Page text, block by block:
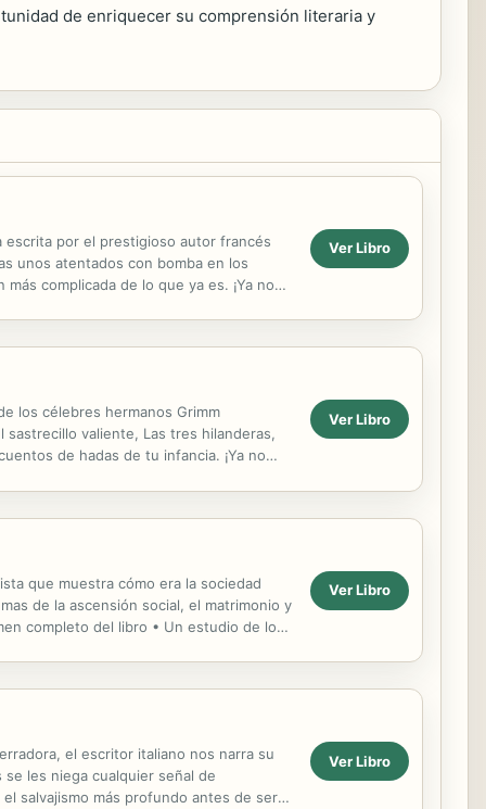
de enriquecer su comprensión literaria y
escrita por el prestigioso autor francés
unos atentados con bomba en los
complicada de lo que ya es. ¡Ya no
Ver Libro
los célebres hermanos Grimm
sastrecillo valiente, Las tres hilanderas,
de hadas de tu infancia. ¡Ya no
Ver Libro
que muestra cómo era la sociedad
de la ascensión social, el matrimonio y
completo del libro • Un estudio de los
Ver Libro
el escritor italiano nos narra su
les niega cualquier señal de
salvajismo más profundo antes de ser
Ver Libro